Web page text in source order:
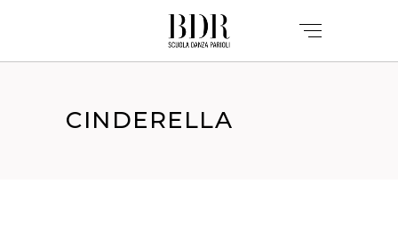
CINDERELLA